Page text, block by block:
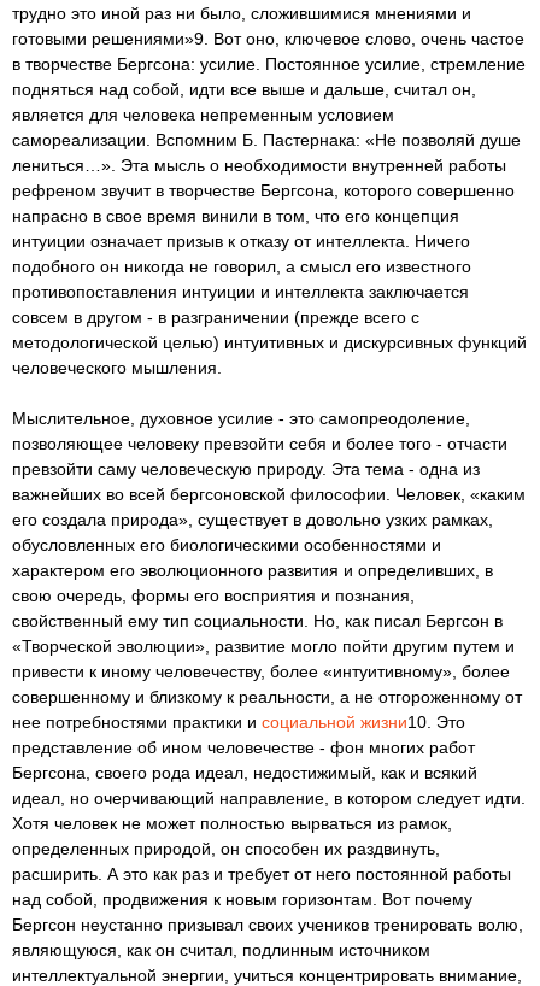
трудно это иной раз ни было, сложившимися мнениями и
готовыми решениями»9. Вот оно, ключевое слово, очень частое
в творчестве Бергсона: усилие. Постоянное усилие, стремление
подняться над собой, идти все выше и дальше, считал он,
является для человека непременным условием
самореализации. Вспомним Б. Пастернака: «Не позволяй душе
лениться…». Эта мысль о необходимости внутренней работы
рефреном звучит в творчестве Бергсона, которого совершенно
напрасно в свое время винили в том, что его концепция
интуиции означает призыв к отказу от интеллекта. Ничего
подобного он никогда не говорил, а смысл его известного
противопоставления интуиции и интеллекта заключается
совсем в другом - в разграничении (прежде всего с
методологической целью) интуитивных и дискурсивных функций
человеческого мышления.
Мыслительное, духовное усилие - это самопреодоление,
позволяющее человеку превзойти себя и более того - отчасти
превзойти саму человеческую природу. Эта тема - одна из
важнейших во всей бергсоновской философии. Человек, «каким
его создала природа», существует в довольно узких рамках,
обусловленных его биологическими особенностями и
характером его эволюционного развития и определивших, в
свою очередь, формы его восприятия и познания,
свойственный ему тип социальности. Но, как писал Бергсон в
«Творческой эволюции», развитие могло пойти другим путем и
привести к иному человечеству, более «интуитивному», более
совершенному и близкому к реальности, а не отгороженному от
нее потребностями практики и социальной жизни10. Это
представление об ином человечестве - фон многих работ
Бергсона, своего рода идеал, недостижимый, как и всякий
идеал, но очерчивающий направление, в котором следует идти.
Хотя человек не может полностью вырваться из рамок,
определенных природой, он способен их раздвинуть,
расширить. А это как раз и требует от него постоянной работы
над собой, продвижения к новым горизонтам. Вот почему
Бергсон неустанно призывал своих учеников тренировать волю,
являющуюся, как он считал, подлинным источником
интеллектуальной энергии, учиться концентрировать внимание,